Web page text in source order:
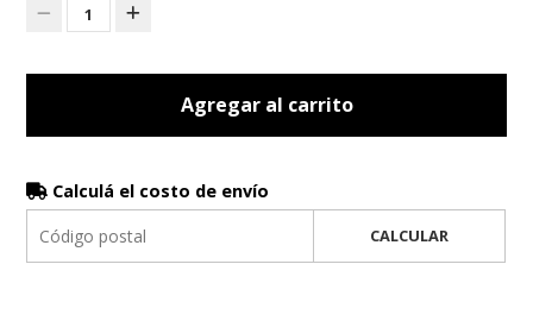
1
Agregar al carrito
Calculá el costo de envío
CALCULAR